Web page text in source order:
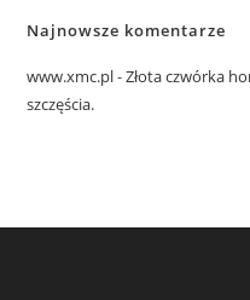
Najnowsze komentarze
www.xmc.pl-Złota czwórka
szczęścia.